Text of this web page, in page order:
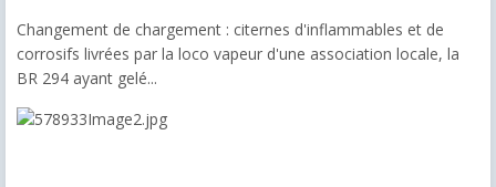
Changement de chargement : citernes d'inflammables et de
corrosifs livrées par la loco vapeur d'une association locale, la
BR 294 ayant gelé...